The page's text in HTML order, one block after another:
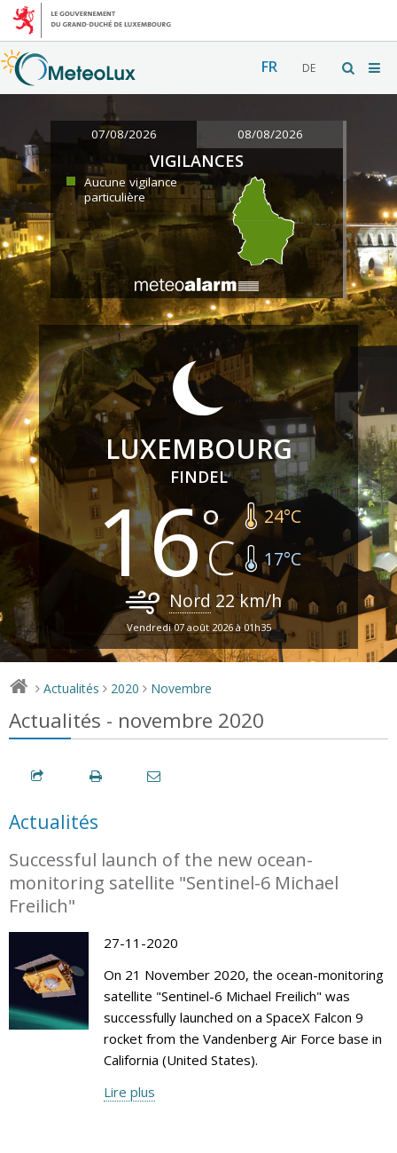
FR DE
07/08/2026 08/08/2026
VIGILANCES
Aucune vigilance
particulière
LUXEMBOURG
FINDEL
16 24°C
17°C
Nord 22km/h
Vendredi 07 août 2026 à 01h35
> Actualités > 2020 > Novembre
Actualités - novembre 2020
Actualités
Successful launch of the new ocean-
monitoring satellite "Sentinel-6 Michael
Freilich"
27-11-2020
On 21 November 2020, the ocean-monitoring
satellite "Sentinel-6 Michael Freilich" was
successfully launched on a SpaceX Falcon 9
rocket from the Vandenberg Air Force base in
California (United States).
Lire plus